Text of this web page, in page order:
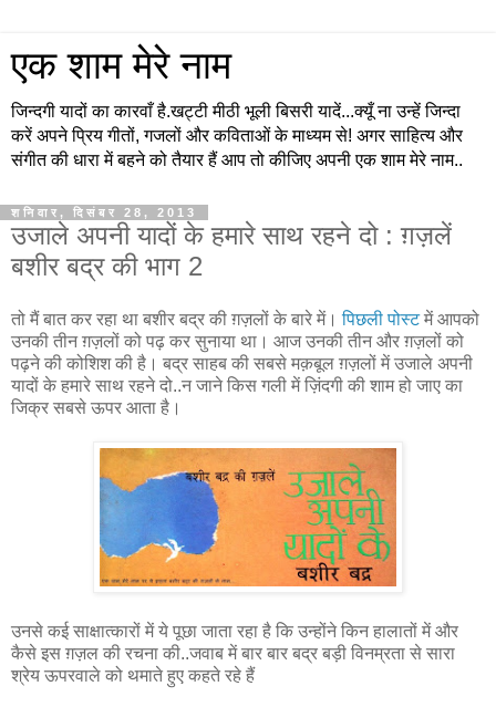
एक शाम मेरे नाम
जिन्दगी यादों का कारवाँ है.खट्टी मीठी भूली बिसरी यादें...क्यूँ ना उन्हें जिन्दा
करें अपने प्रिय गीतों, गजलों और कविताओं के माध्यम से! अगर साहित्य और
संगीत की धारा में बहने को तैयार हैं आप तो कीजिए अपनी एक शाम मेरे नाम..
शनिवार, दिसंबर 28, 2013
उजाले अपनी यादों के हमारे साथ रहने दो : ग़ज़लें
बशीर बद्र की भाग 2
तो मैं बात कर रहा था बशीर बद्र की ग़ज़लों के बारे में।पिछली पोस्टमें आपको
उनकी तीन ग़ज़लों को पढ़ कर सुनाया था। आज उनकी तीन और ग़ज़लों को
पढ़ने की कोशिश की है। बद्र साहब की सबसे मक़बूल ग़ज़लों में उजाले अपनी
यादों के हमारे साथ रहने दो..न जाने किस गली में ज़िंदगी की शाम हो जाए का
जिक्र सबसे ऊपर आता है।
उनसे कई साक्षात्कारों में ये पूछा जाता रहा है कि उन्होंने किन हालातों में और
कैसे इस ग़ज़ल की रचना की..जवाब में बार बार बद्र बड़ी विनम्रता से सारा
श्रेय ऊपरवाले को थमाते हुए कहते रहे हैं